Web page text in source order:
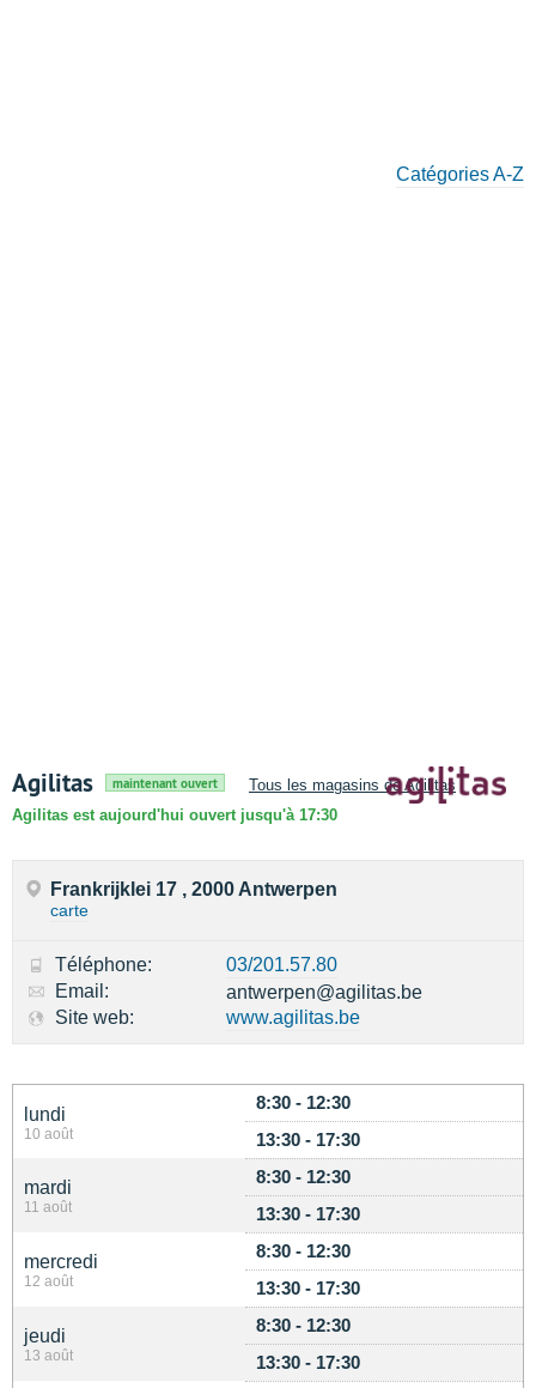
Catégories A-Z
Agilitas maintenant ouvert
Tous les magasins de Agilitas
Agilitas est aujourd'hui ouvert jusqu'à 17:30
lundi
10 août
8:30 - 12:30
13:30 - 17:30
mardi
11 août
8:30 - 12:30
13:30 - 17:30
mercredi
12 août
8:30 - 12:30
13:30 - 17:30
jeudi
13 août
8:30 - 12:30
13:30 - 17:30
Frankrijklei 17 , 2000 Antwerpen
carte
Téléphone:
03/201.57.80
Email:
antwerpen@agilitas.be
Site web:
www.agilitas.be